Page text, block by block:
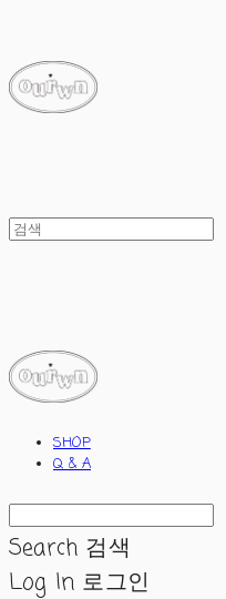
SHOP
Q & A
Search 검색
Log In 로그인